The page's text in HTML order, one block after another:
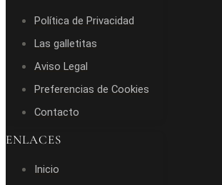
Política de Privacidad
Las galletitas
Aviso Legal
Preferencias de Cookies
Contacto
ENLACES
Inicio